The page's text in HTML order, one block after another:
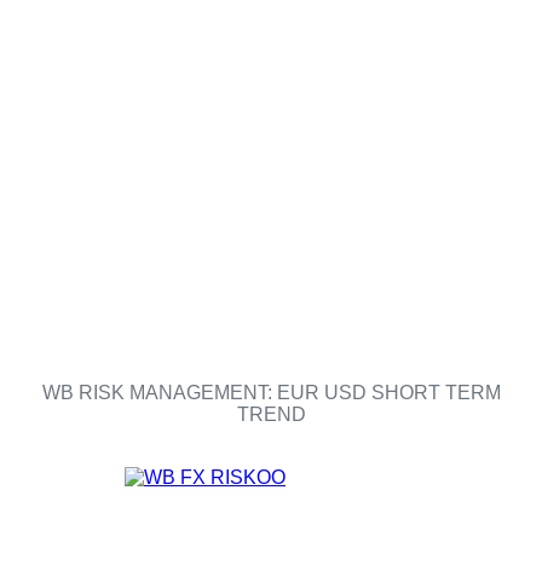
WB RISK MANAGEMENT: EUR USD SHORT TERM
TREND